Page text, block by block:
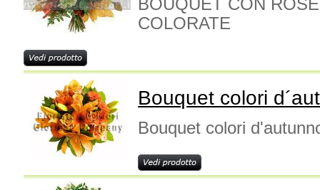
BOUQUET CON
COLORATE
Bouquet colori
Bouquet colori